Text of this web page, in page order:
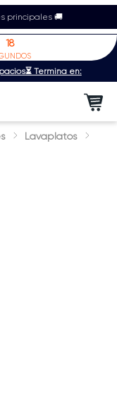
principales 🚚
Termina en:
18
Lavaplatos